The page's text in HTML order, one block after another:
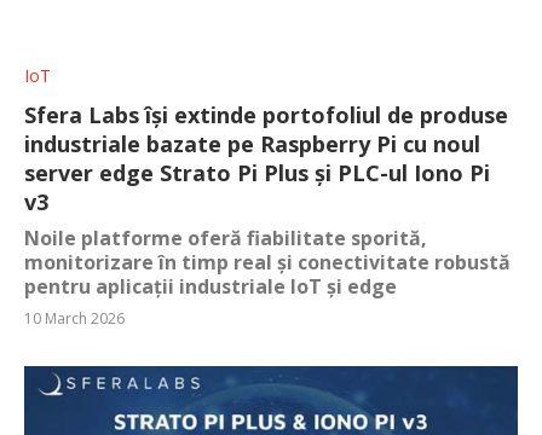
IoT
Sfera Labs își extinde portofoliul de produse
industriale bazate pe Raspberry Pi cu noul
server edge Strato Pi Plus și PLC-ul Iono Pi
v3
Noile platforme oferă fiabilitate sporită,
monitorizare în timp real și conectivitate robustă
pentru aplicații industriale IoT și edge
10 March 2026